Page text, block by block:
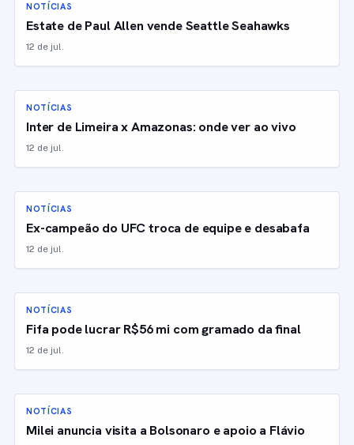
NOTÍCIAS
Estate de Paul Allen vende Seattle Seahawks
12 de jul.
NOTÍCIAS
Inter de Limeira x Amazonas: onde ver ao vivo
12 de jul.
NOTÍCIAS
Ex-campeão do UFC troca de equipe e desabafa
12 de jul.
NOTÍCIAS
Fifa pode lucrar R$56 mi com gramado da final
12 de jul.
NOTÍCIAS
Milei anuncia visita a Bolsonaro e apoio a Flávio